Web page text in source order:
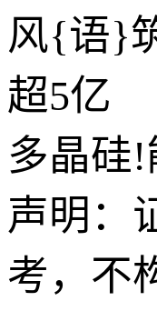
风{语}
超5亿
多晶硅
声明：
考，不